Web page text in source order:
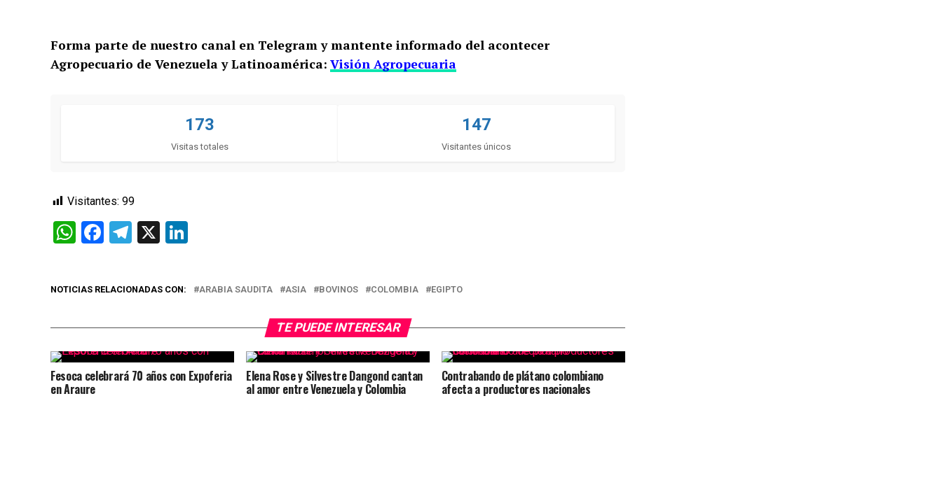
Forma parte de nuestro canal en Telegram y mantente informado del acontecer
Agropecuario de Venezuela y Latinoamérica: Visión Agropecuaria
173
Visitas totales
147
Visitantes únicos
Visitantes: 99
WhatsApp
Facebook
Telegram
X
NOTICIAS RELACIONADAS CON: ARABIA SAUDITA ASIA BOVINOS COLOMBIA EGIPTO
TE PUEDE INTERESAR
Fesoca celebrará 70 años con Expoferia
en Araure
Elena Rose y Silvestre Dangond cantan
al amor entre Venezuela y Colombia
Contrabando de plátano colombiano
afecta a productores nacionales